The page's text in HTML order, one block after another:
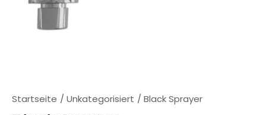
Startseite Unkategorisiert Black Sprayer